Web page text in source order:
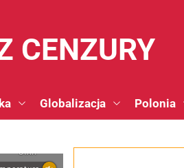
CENZURY
Globalizacja Polonia